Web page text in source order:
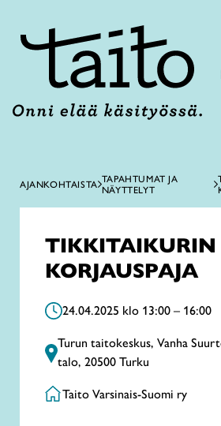
AJANKOHTAISTA TAPAHTUMAT JA
NÄYTTELYT
TIKKITAIKURIN
KORJAUSPAJA
24.04.2025 klo 13:00 – 16:00
Turun taitokeskus, Vanha
talo, 20500 Turku
Taito Varsinais-Suomi ry